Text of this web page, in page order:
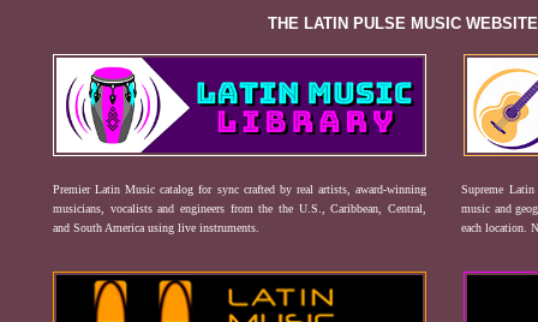
THE LATIN PULSE MUSIC
Premier Latin Music catalog for sync crafted by real artists, award-winning
musicians, vocalists and engineers from the the U.S., Caribbean, Central,
and South America using live instruments.
Supreme
music and
each location.